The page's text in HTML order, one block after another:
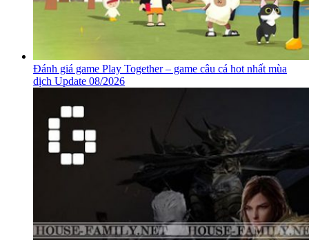
Đánh giá game Play Together – game câu cá hot nhất mùa
dịch Update 08/2026